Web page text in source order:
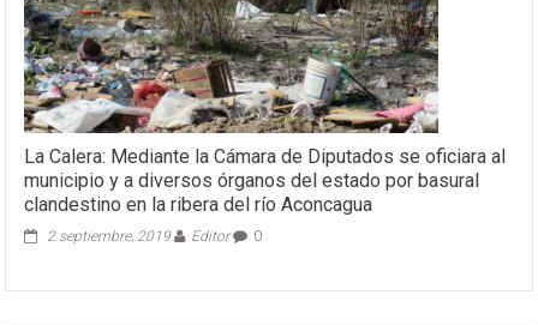
La Calera: Mediante la Cámara de Diputados se oficiara al
municipio y a diversos órganos del estado por basural
clandestino en la ribera del río Aconcagua
2 septiembre, 2019 Editor 0